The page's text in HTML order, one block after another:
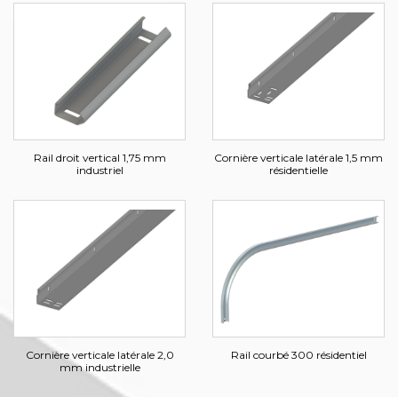
Rail droit vertical 1,75 mm
industriel
Cornière verticale latérale 1,5 mm
résidentielle
Cornière verticale latérale 2,0
mm industrielle
Rail courbé 300 résidentiel